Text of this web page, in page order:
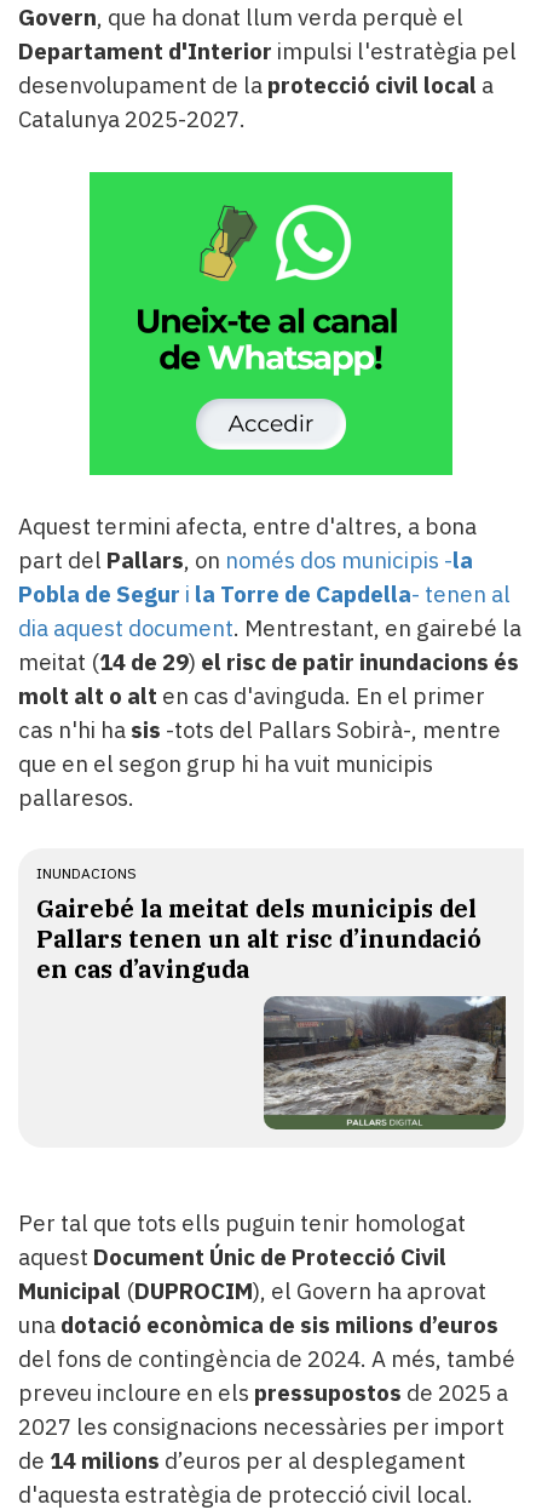
més
llegit...
Editorial
Govern, que ha donat llum verda perquè el
Departament d'Interior impulsi l'estratègia pel
desenvolupament de la protecció civil local a
Catalunya 2025-2027.
Aquest termini afecta, entre d'altres, a bona
part del Pallars, on només dos municipis -la
Pobla de Segur i la Torre de Capdella- tenen al
dia aquest document. Mentrestant, en gairebé la
meitat (14 de 29) el risc de patir inundacions és
molt alt o alt en cas d'avinguda. En el primer
cas n'hi ha sis -tots del Pallars Sobirà-, mentre
que en el segon grup hi ha vuit municipis
pallaresos.
INUNDACIONS
Gairebé la meitat dels municipis del
Pallars tenen un alt risc d’inundació
en cas d’avinguda
Per tal que tots ells puguin tenir homologat
aquest Document Únic de Protecció Civil
Municipal (DUPROCIM), el Govern ha aprovat
una dotació econòmica de sis milions d’euros
del fons de contingència de 2024. A més, també
preveu incloure en els pressupostos de 2025 a
2027 les consignacions necessàries per import
de 14 milions d’euros per al desplegament
d'aquesta estratègia de protecció civil local.